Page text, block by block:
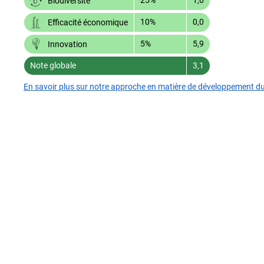
Efficacité économique 10% 0,0
Innovation 5% 5,9
Note globale 3,1
En savoir plus sur notre approche en matière de développement